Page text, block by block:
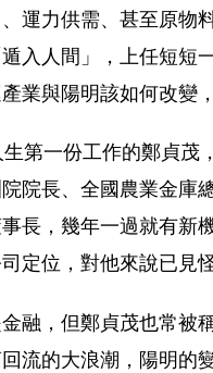
運力供需、甚至原物
入人間」，上任短短
業與陽明該如何改變
第一份工作的鄭貞茂
院長、全國農業金庫
長，幾年一過就有新
定位，對他來說已見怪
融，但鄭貞茂也常被
流的大浪潮，陽明的